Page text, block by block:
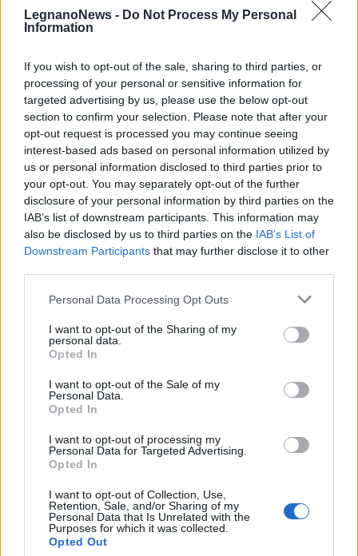
LegnanoNews - Do Not Process My Personal
Information
If you wish to opt-out of the sale, sharing to third parties, or
processing of your personal or sensitive information for
targeted advertising by us, please use the below opt-out
section to confirm your selection. Please note that after your
opt-out request is processed you may continue seeing
interest-based ads based on personal information utilized by
us or personal information disclosed to third parties prior to
your opt-out. You may separately opt-out of the further
disclosure of your personal information by third parties on the
IAB’s list of downstream participants. This information may
also be disclosed by us to third parties on the IAB’s List of
Downstream Participants that may further disclose it to other
Personal Data Processing Opt Outs
I want to opt-out of the Sharing of my
personal data.
Opted In
I want to opt-out of the Sale of my
Personal Data.
Opted In
I want to opt-out of processing my
Personal Data for Targeted Advertising.
Opted In
I want to opt-out of Collection, Use,
Retention, Sale, and/or Sharing of my
Personal Data that Is Unrelated with the
Purposes for which it was collected.
Opted Out
riqualificazione
Pecore senza vita trovate nel
Villoresi a Villastanza